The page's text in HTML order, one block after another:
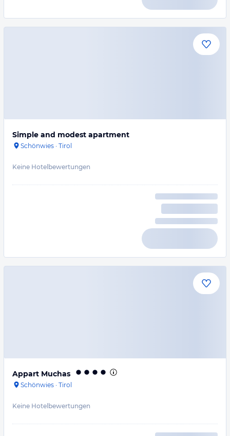
Simple and modest apartment
Schönwies · Tirol
Keine Hotelbewertungen
Appart Muchas
Schönwies · Tirol
Keine Hotelbewertungen